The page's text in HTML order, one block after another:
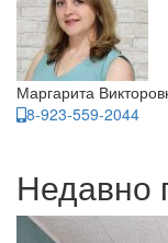
Маргарита
8-923-559-2044
Недавно